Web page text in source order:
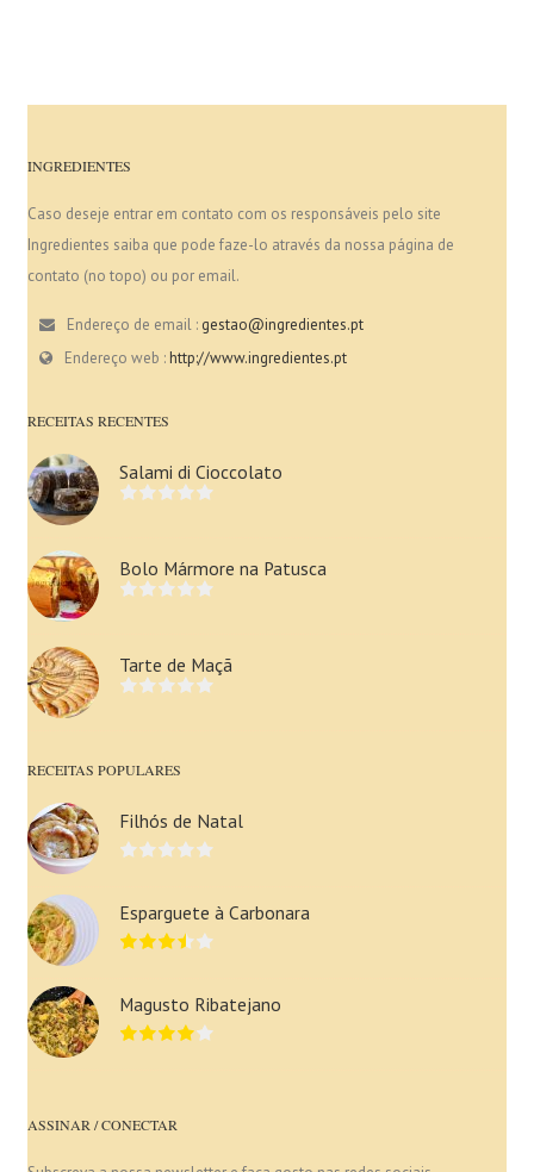
INGREDIENTES
Caso deseje entrar em contato com os responsáveis pelo site
Ingredientes saiba que pode faze-lo através da nossa página de
contato (no topo) ou por email.
Endereço de email : gestao@ingredientes.pt
Endereço web :http://www.ingredientes.pt
RECEITAS RECENTES
Salami di Cioccolato
Bolo Mármore na Patusca
Tarte de Maçã
RECEITAS POPULARES
Filhós de Natal
Esparguete à Carbonara
Magusto Ribatejano
ASSINAR / CONECTAR